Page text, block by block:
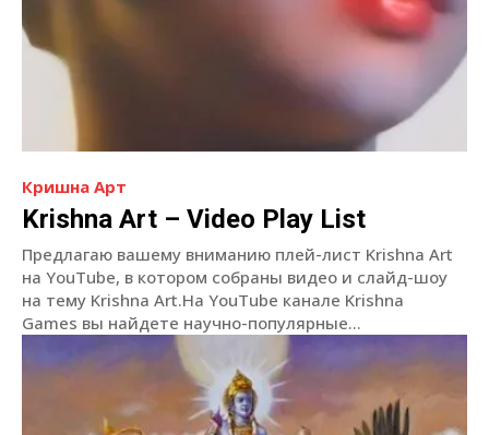
Кришна Арт
Krishna Art – Video Play List
Предлагаю вашему вниманию плей-лист Krishna Art
на YouTube, в котором собраны видео и слайд-шоу
на тему Krishna Art.На YouTube канале Krishna
Games вы найдете научно-популярные...